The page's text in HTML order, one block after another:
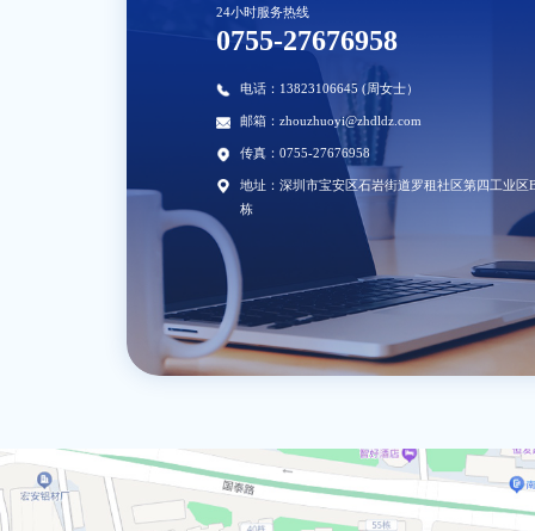
24小时服务热线
0755-27676958
电话：13823106645 (周女士）
邮箱：zhouzhuoyi@zhdldz.com
传真：0755-27676958
地址：深圳市宝安区石岩街道罗租社区第四工业区
栋